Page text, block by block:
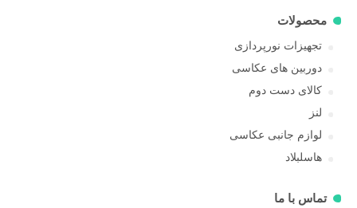
محصولات
تجهیزات نورپردازی
دوربین های عکاسی
کالای دست دوم
لنز
لوازم جانبی عکاسی
هاسلبلاد
تماس با ما